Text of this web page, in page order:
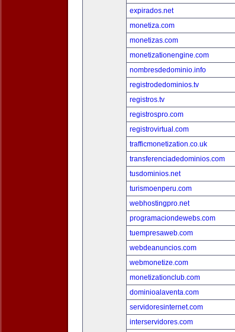
expirados.net
monetiza.com
monetizas.com
monetizationengine.com
nombresdedominio.info
registrodedominios.tv
registros.tv
registrospro.com
registrovirtual.com
trafficmonetization.co.uk
transferenciadedominios.com
tusdominios.net
turismoenperu.com
webhostingpro.net
programaciondewebs.com
tuempresaweb.com
webdeanuncios.com
webmonetize.com
monetizationclub.com
dominioalaventa.com
servidoresinternet.com
interservidores.com